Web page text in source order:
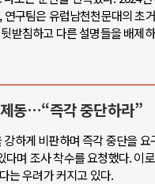
구팀은 유럽남천천문대의 초
받침하고 다른 설명들을 배제
동…“즉각 중단하라”
하게 비판하며 즉각 중단을
며 조사 착수를 요청했다. 이
는 우려가 커지고 있다.